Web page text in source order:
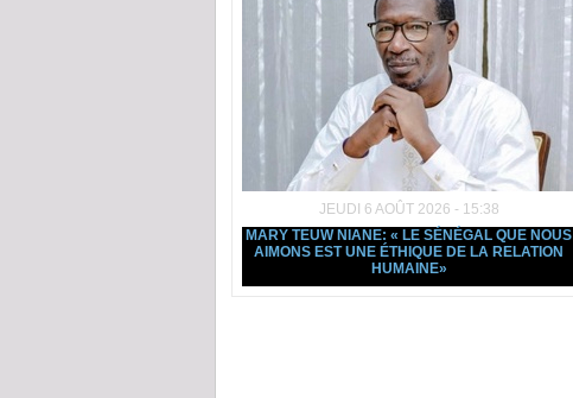
JEUDI 6 AOÛT 2026 - 15:38
MARY TEUW NIANE: « LE SÉNÉGAL QUE NOUS
AIMONS EST UNE ÉTHIQUE DE LA RELATION
HUMAINE»